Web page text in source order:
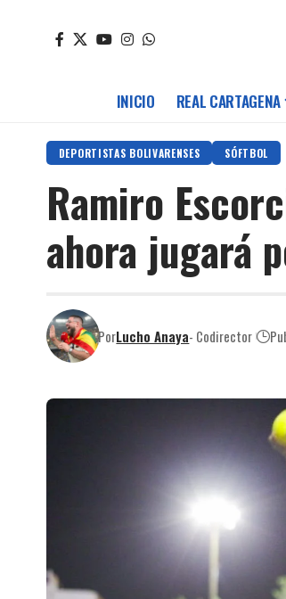
INICIO REAL CARTAGENA
DEPORTISTAS BOLIVARENSES SÓFTBOL
Ramiro
ahora jugará
PorLucho Anaya- Codirector